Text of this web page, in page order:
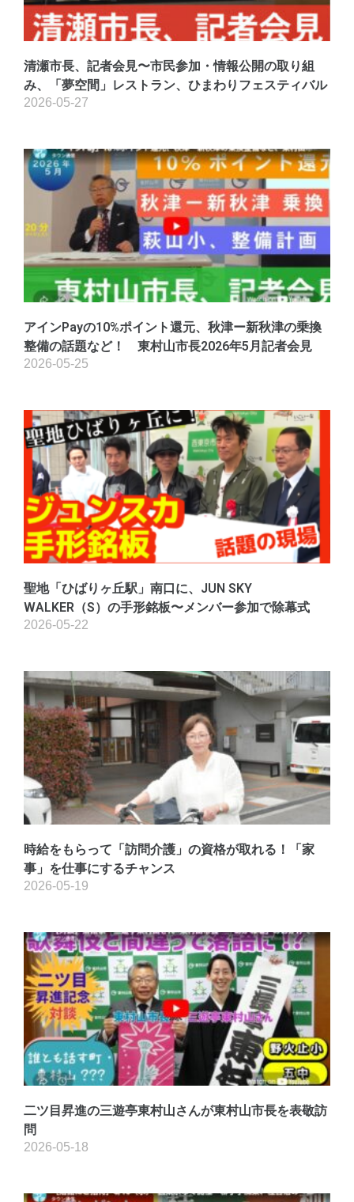
清瀬市長、記者会見〜市民参加・情報公開の取り組
み、「夢空間」レストラン、ひまわりフェスティバル
2026-05-27
アインPayの10%ポイント還元、秋津ー新秋津の乗換
整備の話題など！ 東村山市長2026年5月記者会見
2026-05-25
聖地「ひばりヶ丘駅」南口に、JUN SKY
WALKER（S）の手形銘板〜メンバー参加で除幕式
2026-05-22
時給をもらって「訪問介護」の資格が取れる！「家
事」を仕事にするチャンス
2026-05-19
二ツ目昇進の三遊亭東村山さんが東村山市長を表敬訪
問
2026-05-18